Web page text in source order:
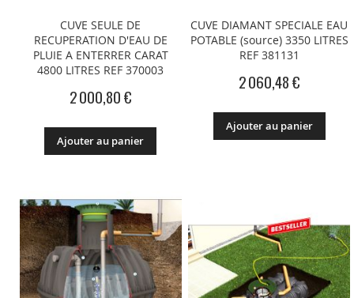
CUVE SEULE DE
RECUPERATION D'EAU DE
PLUIE A ENTERRER CARAT
4800 LITRES REF 370003
2 000,80 €
Ajouter au panier
CUVE DIAMANT SPECIALE EAU
POTABLE (source) 3350 LITRES
REF 381131
2 060,48 €
Ajouter au panier